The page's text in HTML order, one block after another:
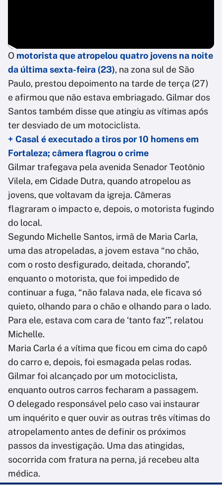
O motorista que atropelou quatro jovens na noite
da última sexta-feira (23), na zona sul de São
Paulo, prestou depoimento na tarde de terça (27)
e afirmou que não estava embriagado. Gilmar dos
Santos também disse que atingiu as vítimas após
ter desviado de um motociclista.
+ Casal é executado a tiros por 10 homens em
Fortaleza; câmera flagrou o crime
Gilmar trafegava pela avenida Senador Teotônio
Vilela, em Cidade Dutra, quando atropelou as
jovens, que voltavam da igreja. Câmeras
flagraram o impacto e, depois, o motorista fugindo
do local.
Segundo Michelle Santos, irmã de Maria Carla,
uma das atropeladas, a jovem estava “no chão,
com o rosto desfigurado, deitada, chorando”,
enquanto o motorista, que foi impedido de
continuar a fuga, “não falava nada, ele ficava só
quieto, olhando para o chão e olhando para o lado.
Para ele, estava com cara de ‘tanto faz’”, relatou
Michelle.
Maria Carla é a vítima que ficou em cima do capô
do carro e, depois, foi esmagada pelas rodas.
Gilmar foi alcançado por um motociclista,
enquanto outros carros fecharam a passagem.
O delegado responsável pelo caso vai instaurar
um inquérito e quer ouvir as outras três vítimas do
atropelamento antes de definir os próximos
passos da investigação. Uma das atingidas,
socorrida com fratura na perna, já recebeu alta
médica.